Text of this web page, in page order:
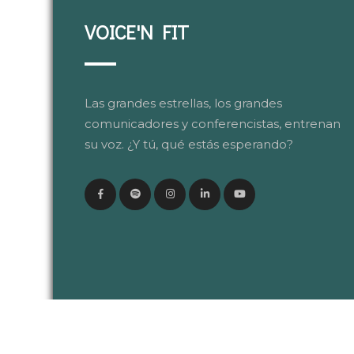
VOICE'N FIT
Las grandes estrellas, los grandes
comunicadores y conferencistas, entrenan
su voz. ¿Y tú, qué estás esperando?